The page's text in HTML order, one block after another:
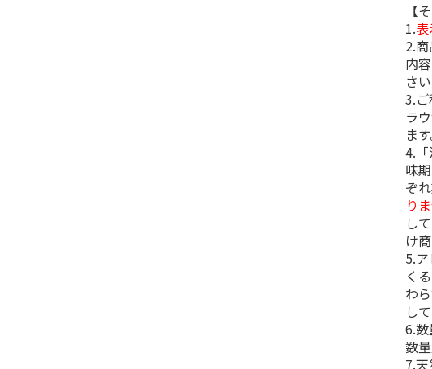
【
1.
2.
内
さい
3.
ラ
ま
4.
味
ぞ
り
し
け
5.
く
わ
し
6.
数
7.